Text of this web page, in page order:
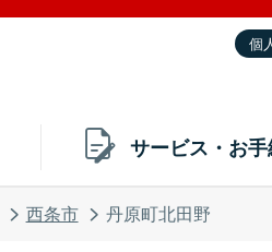
個
サービス・お手
西条市 丹原町北田野